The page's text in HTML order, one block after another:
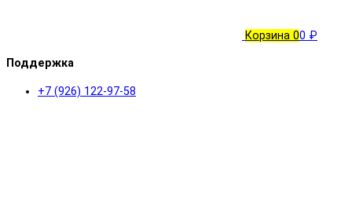
Корзина 00 ₽
Поддержка
+7 (926) 122-97-58